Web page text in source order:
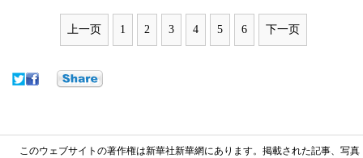
上一页 1 2 3 4 5 6 下一页
このウェブサイトの著作権は新華社新華網にあります。掲載された記事、写真